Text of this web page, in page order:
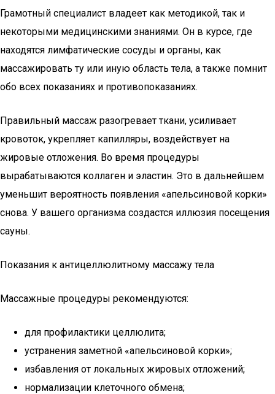
Грамотный специалист владеет как методикой, так и
некоторыми медицинскими знаниями. Он в курсе, где
находятся лимфатические сосуды и органы, как
массажировать ту или иную область тела, а также помнит
обо всех показаниях и противопоказаниях.
Правильный массаж разогревает ткани, усиливает
кровоток, укрепляет капилляры, воздействует на
жировые отложения. Во время процедуры
вырабатываются коллаген и эластин. Это в дальнейшем
уменьшит вероятность появления «апельсиновой корки»
снова. У вашего организма создастся иллюзия посещения
сауны.
Показания к антицеллюлитному массажу тела
Массажные процедуры рекомендуются:
для профилактики целлюлита;
устранения заметной «апельсиновой корки»;
избавления от локальных жировых отложений;
нормализации клеточного обмена;